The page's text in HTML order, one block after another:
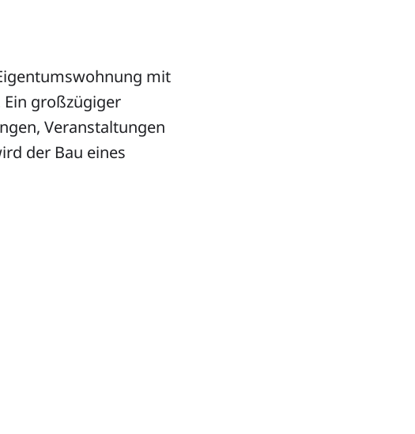
mit
großzügiger
Veranstaltungen
der Bau eines